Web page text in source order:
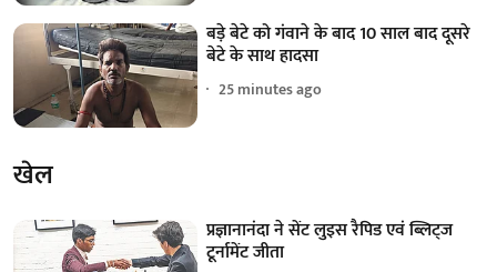
बड़े बेटे को गंवाने के बाद 10 साल बाद दूसरे
बेटे के साथ हादसा
25 minutes ago
खेल
प्रज्ञानानंदा ने सेंट लुइस रैपिड एवं ब्लिट्ज
टूर्नामेंट जीता